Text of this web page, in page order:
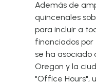
Además de
quincenales
para incluir a
financiados por
se ha asociado
Oregon y la
"Office Hours",